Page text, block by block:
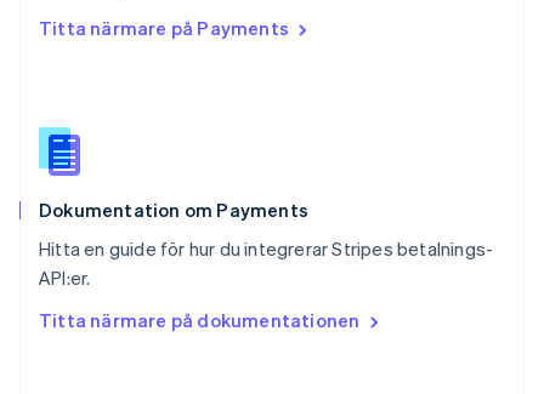
Titta närmare på Payments
Dokumentation om Payments
Hitta en guide för hur du integrerar Stripes betalnings-
API:er.
Titta närmare på dokumentationen
English
Español
Storbritannien
Sverige
Thailand
ไทย
English